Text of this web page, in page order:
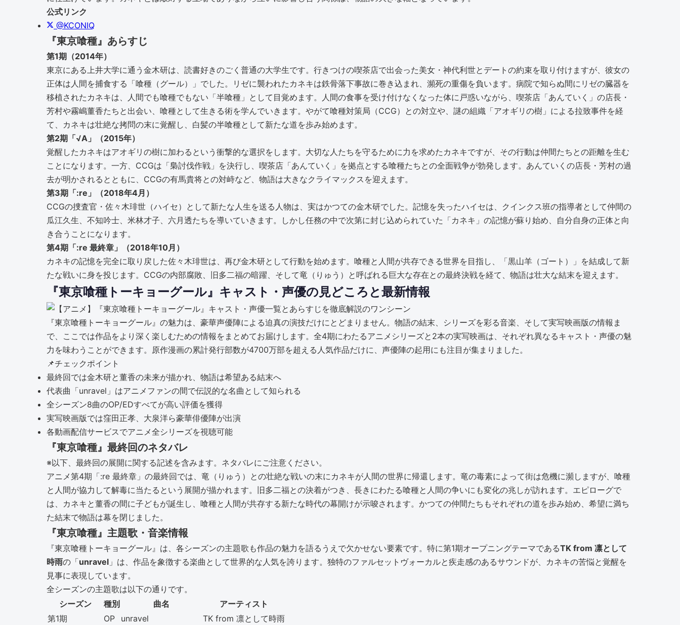
公式リンク
@KCONIQ
『東京喰種』あらすじ
第1期（2014年）
東京にある上井大学に通う金木研は、読書好きのごく普通の大学生です。行きつけの喫茶店で出会った美女・神代利世とデートの約束を取り付けますが、彼女の
正体は人間を捕食する「喰種（グール）」でした。リゼに襲われたカネキは鉄骨落下事故に巻き込まれ、瀕死の重傷を負います。病院で知らぬ間にリゼの臓器を
移植されたカネキは、人間でも喰種でもない「半喰種」として目覚めます。人間の食事を受け付けなくなった体に戸惑いながら、喫茶店「あんていく」の店長・
芳村や霧嶋董香たちと出会い、喰種として生きる術を学んでいきます。やがて喰種対策局（CCG）との対立や、謎の組織「アオギリの樹」による拉致事件を経
て、カネキは壮絶な拷問の末に覚醒し、白髪の半喰種として新たな道を歩み始めます。
第2期「√A」（2015年）
覚醒したカネキはアオギリの樹に加わるという衝撃的な選択をします。大切な人たちを守るために力を求めたカネキですが、その行動は仲間たちとの距離を生む
ことになります。一方、CCGは「梟討伐作戦」を決行し、喫茶店「あんていく」を拠点とする喰種たちとの全面戦争が勃発します。あんていくの店長・芳村の過
去が明かされるとともに、CCGの有馬貴将との対峙など、物語は大きなクライマックスを迎えます。
第3期「:re」（2018年4月）
CCGの捜査官・佐々木琲世（ハイセ）として新たな人生を送る人物は、実はかつての金木研でした。記憶を失ったハイセは、クインクス班の指導者として仲間の
瓜江久生、不知吟士、米林才子、六月透たちを導いていきます。しかし任務の中で次第に封じ込められていた「カネキ」の記憶が蘇り始め、自分自身の正体と向
き合うことになります。
第4期「:re 最終章」（2018年10月）
カネキの記憶を完全に取り戻した佐々木琲世は、再び金木研として行動を始めます。喰種と人間が共存できる世界を目指し、「黒山羊（ゴート）」を結成して新
たな戦いに身を投じます。CCGの内部腐敗、旧多二福の暗躍、そして竜（りゅう）と呼ばれる巨大な存在との最終決戦を経て、物語は壮大な結末を迎えます。
『東京喰種トーキョーグール』キャスト・声優の見どころと最新情報
『東京喰種トーキョーグール』の魅力は、豪華声優陣による迫真の演技だけにとどまりません。物語の結末、シリーズを彩る音楽、そして実写映画版の情報ま
で、ここでは作品をより深く楽しむための情報をまとめてお届けします。全4期にわたるアニメシリーズと2本の実写映画は、それぞれ異なるキャスト・声優の魅
力を味わうことができます。原作漫画の累計発行部数が4700万部を超える人気作品だけに、声優陣の起用にも注目が集まりました。
📌チェックポイント
最終回では金木研と董香の未来が描かれ、物語は希望ある結末へ
代表曲「unravel」はアニメファンの間で伝説的な名曲として知られる
全シーズン8曲のOP/EDすべてが高い評価を獲得
実写映画版では窪田正孝、大泉洋ら豪華俳優陣が出演
各動画配信サービスでアニメ全シリーズを視聴可能
『東京喰種』最終回のネタバレ
※以下、最終回の展開に関する記述を含みます。ネタバレにご注意ください。
アニメ第4期「:re 最終章」の最終回では、竜（りゅう）との壮絶な戦いの末にカネキが人間の世界に帰還します。竜の毒素によって街は危機に瀕しますが、喰種
と人間が協力して解毒に当たるという展開が描かれます。旧多二福との決着がつき、長きにわたる喰種と人間の争いにも変化の兆しが訪れます。エピローグで
は、カネキと董香の間に子どもが誕生し、喰種と人間が共存する新たな時代の幕開けが示唆されます。かつての仲間たちもそれぞれの道を歩み始め、希望に満ち
た結末で物語は幕を閉じました。
『東京喰種』主題歌・音楽情報
『東京喰種トーキョーグール』は、各シーズンの主題歌も作品の魅力を語るうえで欠かせない要素です。特に第1期オープニングテーマであるTK from 凛として
時雨の「unravel 」は、作品を象徴する楽曲として世界的な人気を誇ります。独特のファルセットヴォーカルと疾走感のあるサウンドが、カネキの苦悩と覚醒を
見事に表現しています。
全シーズンの主題歌は以下の通りです。
シーズン
種別 曲名
アーティスト
第1期
OP unravel TK from 凛として時雨